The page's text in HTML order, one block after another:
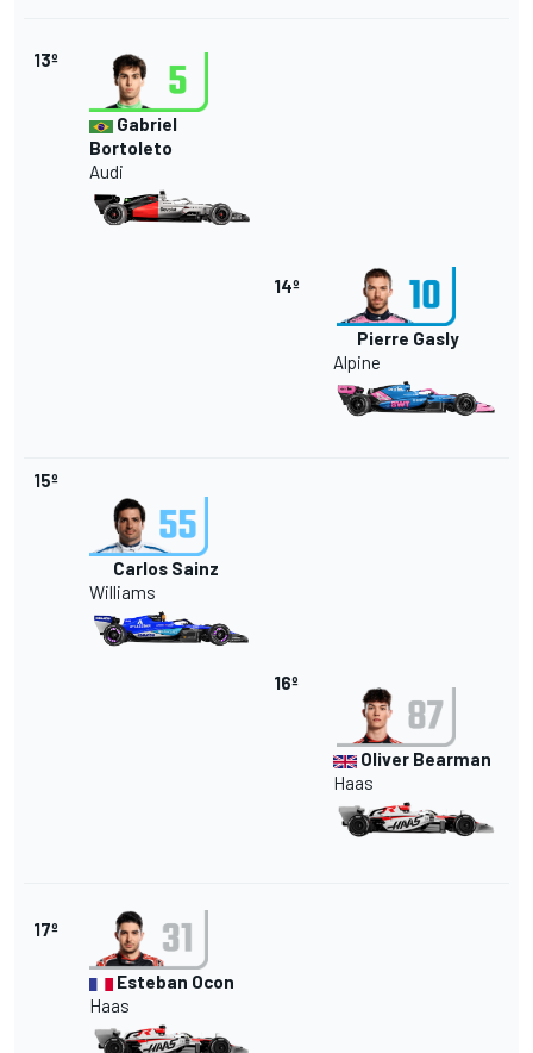
13º
Gabriel
Bortoleto
Audi
14º
Pierre Gasly
Alpine
15º
Carlos Sainz
Williams
16º
Oliver Bearman
Haas
17º
Esteban Ocon
Haas